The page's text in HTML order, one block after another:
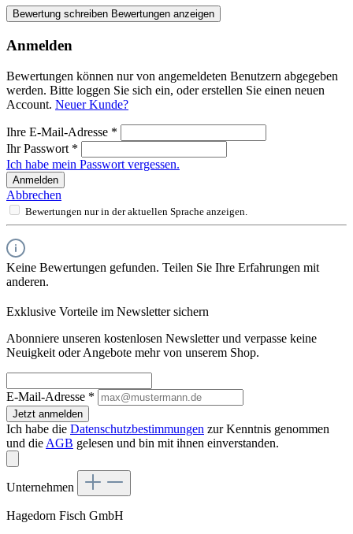
Bewertung schreiben Bewertungen anzeigen
Anmelden
Bewertungen können nur von angemeldeten Benutzern abgegeben
werden. Bitte loggen Sie sich ein, oder erstellen Sie einen neuen
Account. Neuer Kunde?
Ihre E-Mail-Adresse *
Ihr Passwort *
Ich habe mein Passwort vergessen.
Anmelden
Abbrechen
Bewertungen nur in der aktuellen Sprache anzeigen.
Keine Bewertungen gefunden. Teilen Sie Ihre Erfahrungen mit
anderen.
Exklusive Vorteile im Newsletter sichern
Abonniere unseren kostenlosen Newsletter und verpasse keine
Neuigkeit oder Angebote mehr von unserem Shop.
E-Mail-Adresse *
Jetzt anmelden
Ich habe die Datenschutzbestimmungen zur Kenntnis genommen
und die AGB gelesen und bin mit ihnen einverstanden.
Unternehmen
Hagedorn Fisch GmbH